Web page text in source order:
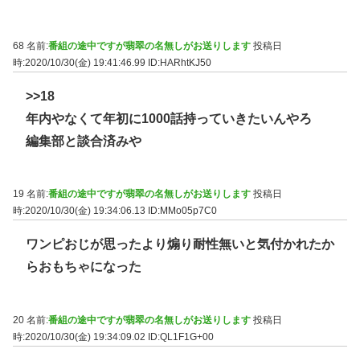
68 名前:番組の途中ですが翡翠の名無しがお送りします 投稿日
時:2020/10/30(金) 19:41:46.99 ID:HARhtKJ50
>>18
年内やなくて年初に1000話持っていきたいんやろ
編集部と談合済みや
19 名前:番組の途中ですが翡翠の名無しがお送りします 投稿日
時:2020/10/30(金) 19:34:06.13
ID:MMo05p7C0
ワンピおじが思ったより煽り耐性無いと気付かれたか
らおもちゃになった
20 名前:番組の途中ですが翡翠の名無しがお送りします 投稿日
時:2020/10/30(金) 19:34:09.02
ID:QL1F1G+00